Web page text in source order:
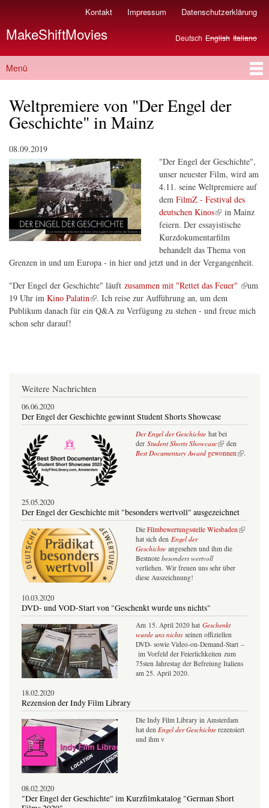
Direkt
Inhalt
Kontakt Impressum Datenschutzerklärung
MakeShiftMovies Deutsch English Italiano
Hauptmenü
Menü
Weltpremiere von "Der Engel der
Geschichte" in Mainz
08.09.2019
"Der Engel der Geschichte",
unser neuester Film, wird am
4.11. seine Weltpremiere auf
dem FilmZ - Festival des
deutschen Kinos
(Link ist extern)
in Mainz
feiern. Der essayistische
Kurzdokumentarfilm
behandelt das Thema von
Grenzen in und um Europa - in hier und jetzt und in der Vergangenheit.
"Der Engel der Geschichte" läuft zusammen mit "Rettet das Feuer"
(Link ist extern)
um
19 Uhr im Kino Palatin
(Link ist extern)
. Ich reise zur Aufführung an, um dem
Publikum danach für ein Q&A zu Verfügung zu stehen - und freue mich
schon sehr darauf!
Weitere Nachrichten
06.06.2020
Der Engel der Geschichte gewinnt Student Shorts Showcase
Der Engel der Geschichte hat bei
der Student Shorts Showcase
(Link ist extern)
den
Best Documentary Award gewonnen
(Link ist extern) .
25.05.2020
Der Engel der Geschichte mit "besonders wertvoll" ausgezeichnet
Die Filmbewertungsstelle Wiesbaden
(Link ist extern)
hat sich den Engel der
Geschichte angesehen und ihm die
Bestnote besonders wertvoll
verliehen. Wir freuen uns sehr über
diese Auszeichnung!
10.03.2020
DVD- und VOD-Start von "Geschenkt wurde uns nichts"
Am 15. April 2020 hat Geschenkt
wurde uns nichtsseinen offiziellen
DVD- sowie Video-on-Demand-Start –
im Vorfeld der Feierlichkeiten zum
75sten Jahrestag der Befreiung Italiens
am 25. April 2020.
18.02.2020
Rezension der Indy Film Library
Die Indy Film Library in Amsterdam
hat den Engel der Geschichte rezensiert
und ihm v
08.02.2020
"Der Engel der Geschichte" im Kurzfilmkatalog "German Short